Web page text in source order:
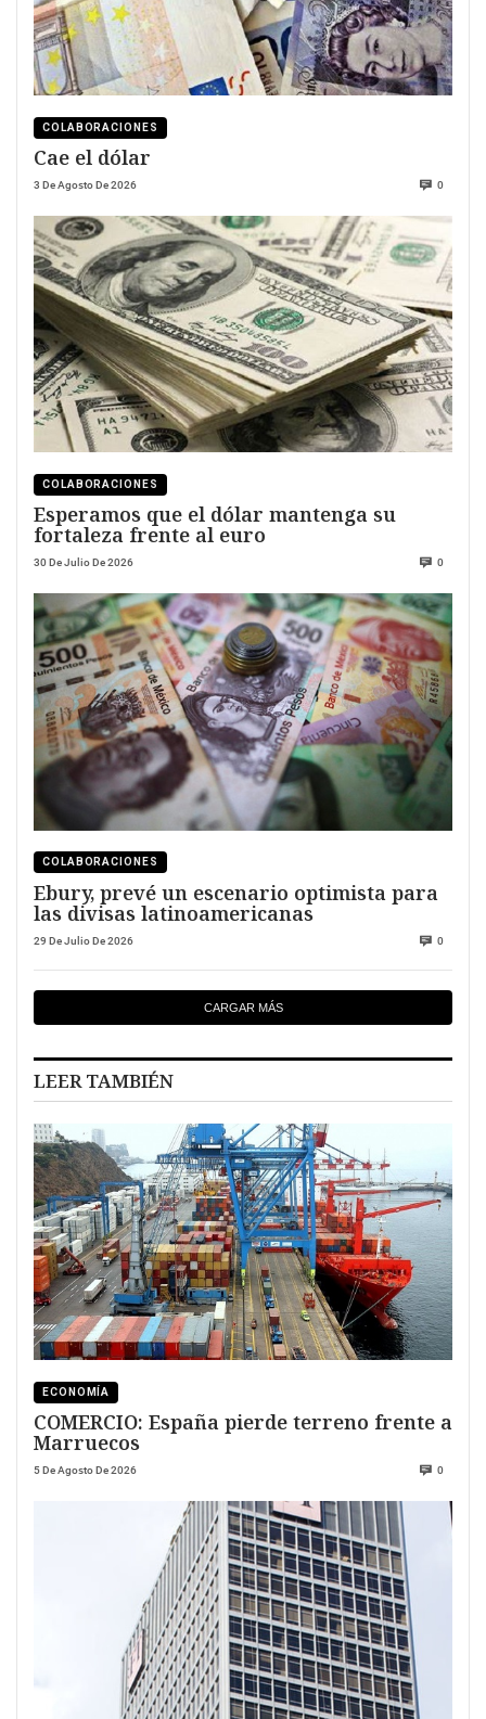
COLABORACIONES
Cae el dólar
3 De Agosto De 2026 0
COLABORACIONES
Esperamos que el dólar mantenga su
fortaleza frente al euro
30 De Julio De 2026 0
COLABORACIONES
Ebury, prevé un escenario optimista para
las divisas latinoamericanas
29 De Julio De 2026 0
CARGAR MÁS
LEER TAMBIÉN
ECONOMÍA
COMERCIO: España pierde terreno frente a
Marruecos
5 De Agosto De 2026 0